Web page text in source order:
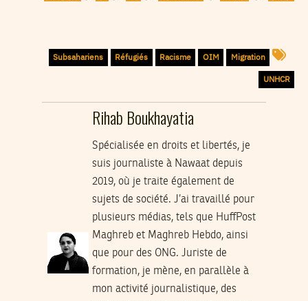
Migration
OIM
Racisme
Réfugiés
Subsahariens
UNHCR
Rihab Boukhayatia
Spécialisée en droits et libertés, je
suis journaliste à Nawaat depuis
2019, où je traite également de
sujets de société. J’ai travaillé pour
plusieurs médias, tels que HuffPost
Maghreb et Maghreb Hebdo, ainsi
que pour des ONG. Juriste de
formation, je mène, en parallèle à
mon activité journalistique, des